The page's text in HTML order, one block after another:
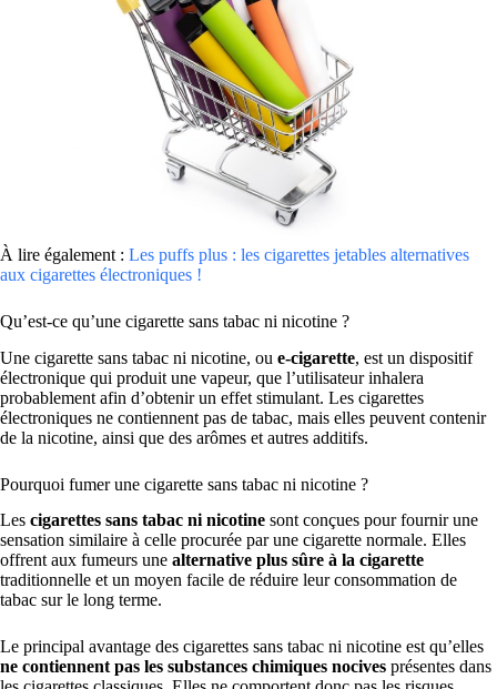
À lire également : Les puffs plus : les cigarettes jetables alternatives
aux cigarettes électroniques !
Qu’est-ce qu’une cigarette sans tabac ni nicotine ?
Une cigarette sans tabac ni nicotine, ou e-cigarette, est un dispositif
électronique qui produit une vapeur, que l’utilisateur inhalera
probablement afin d’obtenir un effet stimulant. Les cigarettes
électroniques ne contiennent pas de tabac, mais elles peuvent contenir
de la nicotine, ainsi que des arômes et autres additifs.
Pourquoi fumer une cigarette sans tabac ni nicotine ?
Les cigarettes sans tabac ni nicotine sont conçues pour fournir une
sensation similaire à celle procurée par une cigarette normale. Elles
offrent aux fumeurs une alternative plus sûre à la cigarette
traditionnelle et un moyen facile de réduire leur consommation de
tabac sur le long terme.
Le principal avantage des cigarettes sans tabac ni nicotine est qu’elles
ne contiennent pas les substances chimiques nocives présentes dans